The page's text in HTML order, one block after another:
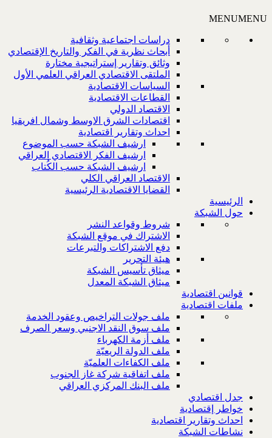
MENUMENU
دراسات اجتماعية وثقافية
أبحاث نظرية في الفكر والتاريخ الإقتصادي
وثائق وتقارير إستراتيجية مختارة
الملتقى الاقتصادي العراقي العلمي الأول
السياسات الاقتصادية
القطاعات الاقتصادية
الاقتصاد الدولي
اقتصادات الشرق الاوسط وشمال افريقيا
احداث وتقارير اقتصادية
ارشيف الشبكة حسب الموضوع
ارشيف الفكر الاقتصادي العراقي
ارشيف الشبكة حسب الكُتاب
الاقتصاد العراقي الكلي
القضايا الاقتصادية الرئيسية
الرئيسية
حول الشبكة
شروط وقواعد النشر
الاشتراك في موقع الشبكة
دفع الاشتراكات والتبرعات
هيئة التحرير
ميثاق تأسيس الشبكة
ميثاق الشبكة المعدل
قوانين اقتصادية
ملفات اقتصادية
ملف جولات التراخيص وعقود الخدمة
ملف سوق النقد الاجنبي وسعر الصرف
ملف أزمة الكهرباء
ملف الدولة الريعيّة
ملف الكفاءات العلميّة
ملف اتفاقية شركة غاز الجنوب
ملف البنك المركزي العراقي
جدل اقتصادي
خواطر إقتصادية
احداث وتقارير اقتصادية
نشاطات الشبكة